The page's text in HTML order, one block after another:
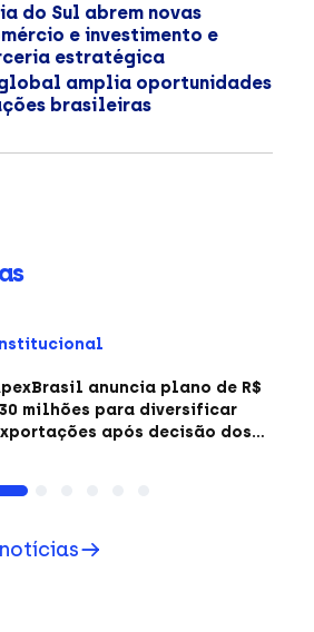
do Sul abrem novas
e investimento e
estratégica
amplia oportunidades
brasileiras
anuncia plano de R$
milhões para diversificar
após decisão dos